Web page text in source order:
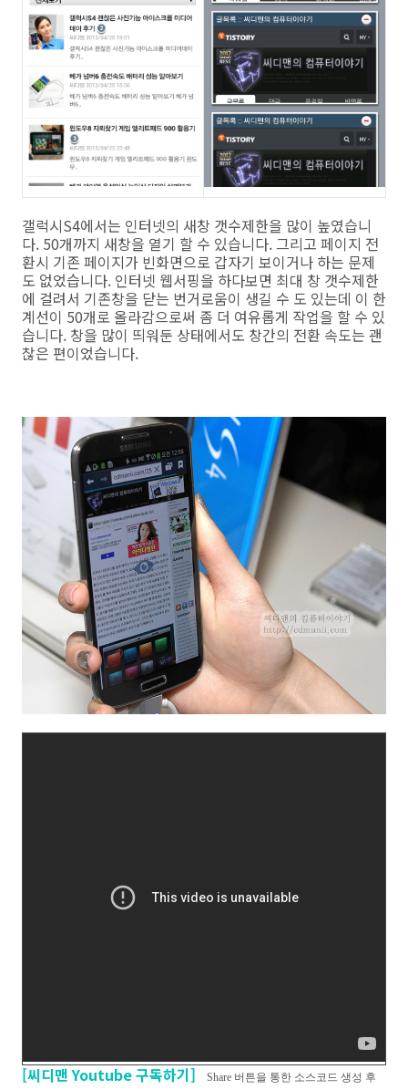
갤럭시S4에서는 인터넷의 새창 갯수제한을 많이 높였습니
다. 50개까지 새창을 열기 할 수 있습니다. 그리고 페이지 전
환시 기존 페이지가 빈화면으로 갑자기 보이거나 하는 문제
도 없었습니다. 인터넷 웹서핑을 하다보면 최대 창 갯수제한
에 걸려서 기존창을 닫는 번거로움이 생길 수 도 있는데 이 한
계선이 50개로 올라감으로써 좀 더 여유롭게 작업을 할 수 있
습니다. 창을 많이 띄워둔 상태에서도 창간의 전환 속도는 괜
찮은 편이었습니다.
[씨디맨 Youtube 구독하기]
Share 버튼을 통한 소스코드 생성 후